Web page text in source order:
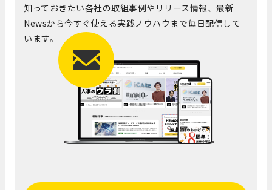
知っておきたい各社の取組事例やリリース情報、最新
Newsから今すぐ使える実践ノウハウまで毎日配信して
います。